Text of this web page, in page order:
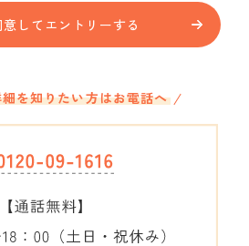
してエントリーする
を知りたい方はお電話へ